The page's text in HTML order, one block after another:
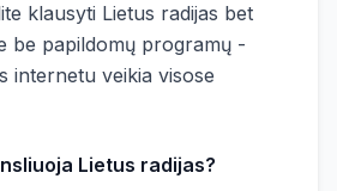
klausyti Lietus radijas bet
be papildomų programų -
internetu veikia visose
Lietus radijas?